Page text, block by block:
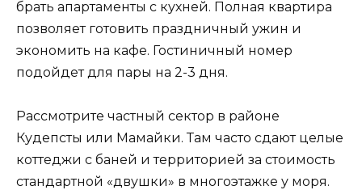
брать апартаменты с кухней. Полная квартира
позволяет готовить праздничный ужин и
экономить на кафе. Гостиничный номер
подойдет для пары на 2-3 дня.
Рассмотрите частный сектор в районе
Кудепсты или Мамайки. Там часто сдают целые
коттеджи с баней и территорией за стоимость
стандартной «двушки» в многоэтажке у моря.